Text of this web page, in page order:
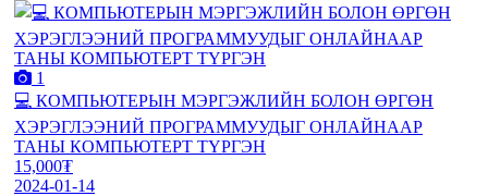
1
💻 КОМПЬЮТЕРЫН МЭРГЭЖЛИЙН БОЛОН ӨРГӨН
ХЭРЭГЛЭЭНИЙ ПРОГРАММУУДЫГ ОНЛАЙНААР
ТАНЫ КОМПЬЮТЕРТ ТҮРГЭН
15,000₮
2024-01-14